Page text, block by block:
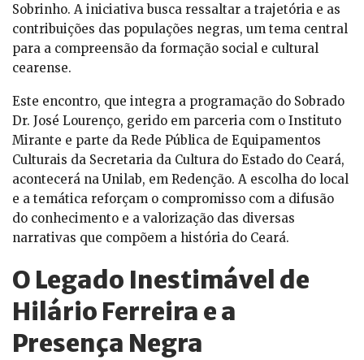
Sobrinho. A iniciativa busca ressaltar a trajetória e as
contribuições das populações negras, um tema central
para a compreensão da formação social e cultural
cearense.
Este encontro, que integra a programação do Sobrado
Dr. José Lourenço, gerido em parceria com o Instituto
Mirante e parte da Rede Pública de Equipamentos
Culturais da Secretaria da Cultura do Estado do Ceará,
acontecerá na Unilab, em Redenção. A escolha do local
e a temática reforçam o compromisso com a difusão
do conhecimento e a valorização das diversas
narrativas que compõem a história do Ceará.
O Legado Inestimável de
Hilário Ferreira e a
Presença Negra